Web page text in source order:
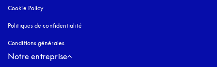
Cookie Policy
Politiques de confidentialité
Conditions générales
Notre entreprise